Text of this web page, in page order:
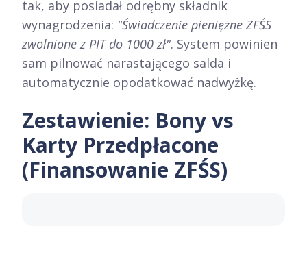
tak, aby posiadał odrębny składnik
wynagrodzenia: "Świadczenie pieniężne ZFŚS
zwolnione z PIT do 1000 zł". System powinien
sam pilnować narastającego salda i
automatycznie opodatkować nadwyżkę.
Zestawienie: Bony vs
Karty Przedpłacone
(Finansowanie ZFŚS)